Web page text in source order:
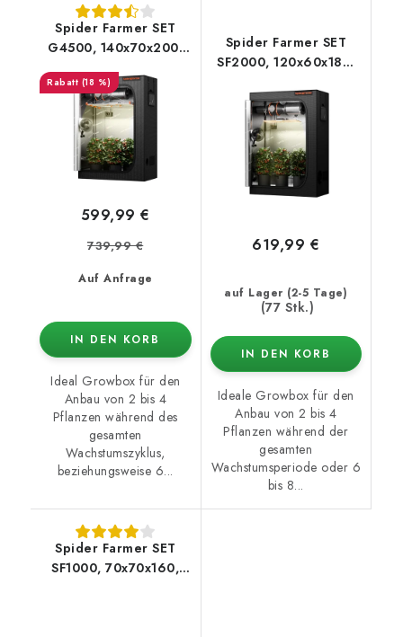
Spider Farmer SET
G4500, 140x70x200,
(automatische
Steuerung)
(18 %)
Auf Anfrage
599,99 €
739,99 €
IN DEN KORB
Ideal Growbox für den
Anbau von 2 bis 4
Pflanzen während des
gesamten
Wachstumszyklus,
beziehungsweise 6...
Spider Farmer SET
SF2000, 120x60x180,
Feuchtigkeits-/
auf Lager (2-5 Tage)
(77 Stk.)
619,99 €
IN DEN KORB
Ideale Growbox für den
Anbau von 2 bis 4
Pflanzen während der
gesamten
Wachstumsperiode oder 6
bis 8...
Spider Farmer SET
SF1000, 70x70x160,